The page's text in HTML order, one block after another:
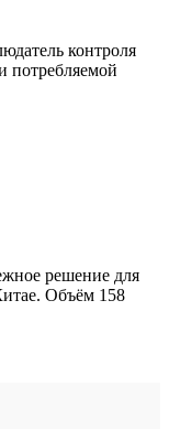
контроля
потребляемой
решение для
Объём 158